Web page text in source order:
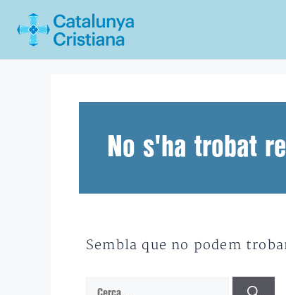
No s'ha trobat
Sembla que no podem
Cerca: